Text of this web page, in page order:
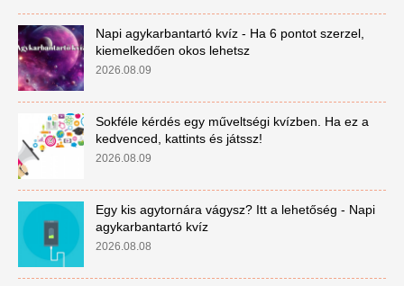
Napi agykarbantartó kvíz - Ha 6 pontot szerzel,
kiemelkedően okos lehetsz
2026.08.09
Sokféle kérdés egy műveltségi kvízben. Ha ez a
kedvenced, kattints és játssz!
2026.08.09
Egy kis agytornára vágysz? Itt a lehetőség - Napi
agykarbantartó kvíz
2026.08.08